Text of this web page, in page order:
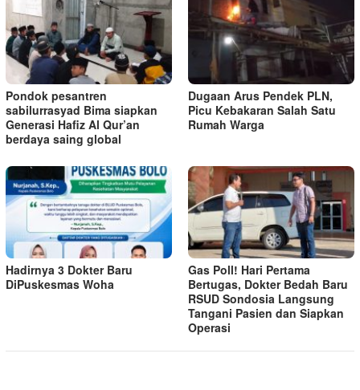
Pondok pesantren
sabilurrasyad Bima siapkan
Generasi Hafiz Al Qur’an
berdaya saing global
Dugaan Arus Pendek PLN,
Picu Kebakaran Salah Satu
Rumah Warga
Hadirnya 3 Dokter Baru
DiPuskesmas Woha
Gas Poll! Hari Pertama
Bertugas, Dokter Bedah Baru
RSUD Sondosia Langsung
Tangani Pasien dan Siapkan
Operasi